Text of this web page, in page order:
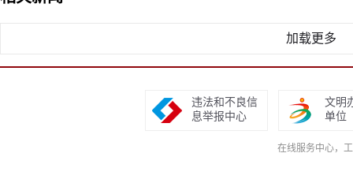
加载更多
违法和不良信
息举报中心
文明
单位
在线服务中心，